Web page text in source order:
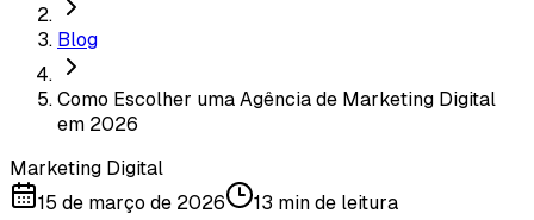
Blog
Como Escolher uma Agência de Marketing Digital
em 2026
Marketing Digital
15 de março de 2026
13 min de leitura